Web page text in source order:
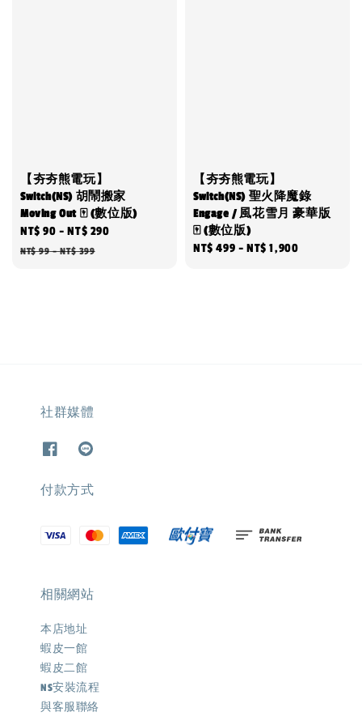
【夯夯熊電玩】
Switch(NS) 胡鬧搬家
Moving Out 🀄 (數位版)
Sale
price
NT$ 90 -NT$ 290
NT$ 99-NT$ 399
【夯夯熊電玩】
Switch(NS) 聖火降魔錄
Engage / 風花雪月 豪華版
🀄 (數位版)
Regular
NT$ 499 -NT$ 1,900
社群媒體
付款方式
相關網站
本店地址
蝦皮一館
蝦皮二館
NS安裝流程
與客服聯絡